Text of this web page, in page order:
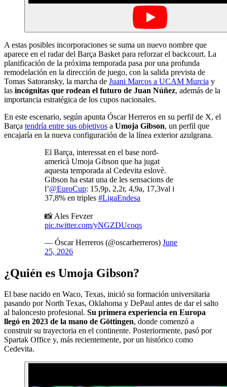
A estas posibles incorporaciones se suma un nuevo nombre que
aparece en el radar del Barça Basket para reforzar el backcourt. La
planificación de la próxima temporada pasa por una profunda
remodelación en la dirección de juego, con la salida prevista de
Tomas Satoransky, la marcha de Juani Marcos a UCAM Murcia y
las incógnitas que rodean el futuro de Juan Núñez, además de la
importancia estratégica de los cupos nacionales.
En este escenario, según apunta Óscar Herreros en su perfil de X, el
Barça tendría entre sus objetivos a Umoja Gibson, un perfil que
encajaría en la nueva configuración de la línea exterior azulgrana.
El Barça, interessat en el base nord-
americà Umoja Gibson que ha jugat
aquesta temporada al Cedevita eslovè.
Gibson ha estat una de les sensacions de
l’@EuroCup: 15,9p, 2,2r, 4,9a, 17,3val i
37,8% en triples #LigaEndesa
📸 Ales Fevzer
pic.twitter.com/yNGZDUcoqs
— Óscar Herreros (@oscarherreros) June
25, 2026
¿Quién es Umoja Gibson?
El base nacido en Waco, Texas, inició su formación universitaria
pasando por North Texas, Oklahoma y DePaul antes de dar el salto
al baloncesto profesional. Su primera experiencia en Europa
llegó en 2023 de la mano de Göttingen, donde comenzó a
construir su trayectoria en el continente. Posteriormente, pasó por
Spartak Office y, más recientemente, por un histórico como
Cedevita.